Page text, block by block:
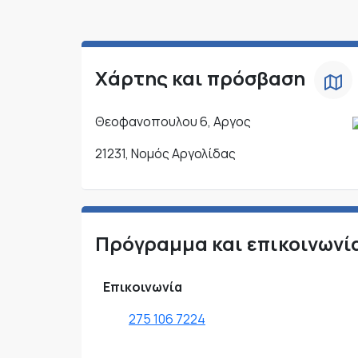
Χάρτης και πρόσβαση
Θεοφανοπουλου 6, Αργος
21231, Νομός Αργολίδας
Πρόγραμμα και
Επικοινωνία
275 106 7224